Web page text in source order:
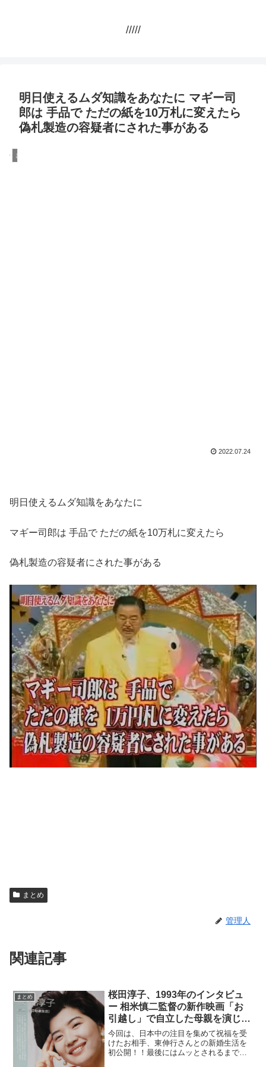
/////
明日使えるムダ知識をあなたに マギー司
郎は 手品で ただの紙を10万札に変えたら
偽札製造の容疑者にされた事がある
まとめ
2022.07.24
明日使えるムダ知識をあなたに
マギー司郎は 手品で ただの紙を10万札に変えたら
偽札製造の容疑者にされた事がある
まとめ
管理人
関連記事
まとめ
桜田淳子、1993年のインタビュ
ー 相米慎二監督の新作映画「お
引越し」で自立した母親を演じる
桜田淳子。
今回は、日本中の注目を集めて祝福を受
けたお相手、東伸行さんとの新婚生活を
初公開！！最後にはムッとされるまで突